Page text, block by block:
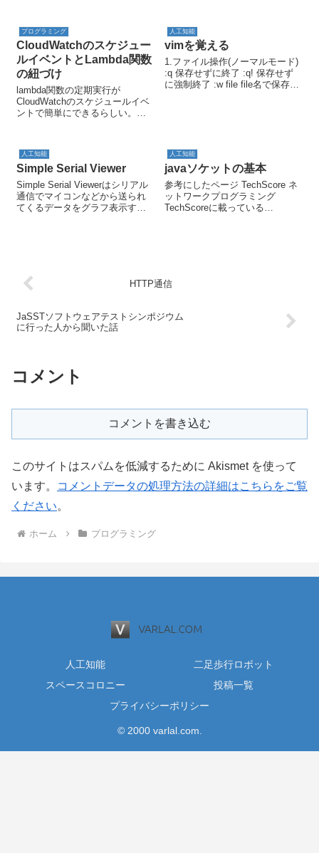
す。 ImageMagick
Graphicsmagick ...
プログラミング
CloudWatchのスケジュー
ルイベントとLambda関数
の紐づけ
lambda関数の定期実行が
CloudWatchのスケジュールイベ
ントで簡単にできるらしい。日
ックしているサイトのチェック
の自動化 スクレイピン...
人工知能
vimを覚える
1.ファイル操作(ノーマルモード)
:q 保存せずに終了 :q! 保存せず
に強制終了 :w file file名で保存
人工知能
Simple Serial Viewer
Simple Serial Viewerはシリアル
通信でマイコンなどから送られ
てくるデータをグラフ表示する
人工知能
javaソケットの基本
参考にしたページ TechScore ネ
ットワークプログラミング
TechScoreに載っている
HTTP通信
JaSSTソフトウェアテストシンポジウム
に行った人から聞いた話
コメント
コメントを書き込む
このサイトはスパムを低減するために Akismet を使って
います。
コメントデータの処理方法の詳細はこちらをご覧
ください。
ホーム プログラミング
人工知能
二足歩行ロボット
スペースコロニー
投稿一覧
プライバシーポリシー
© 2000 varlal.com.